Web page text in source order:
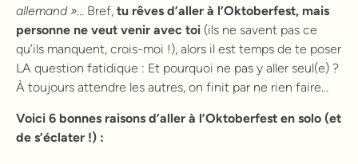
allemand »… Bref, tu rêves d’aller à l’Oktoberfest, mais
personne ne veut venir avec toi (ils ne savent pas ce
qu’ils manquent, crois-moi !), alors il est temps de te poser
LA question fatidique : Et pourquoi ne pas y aller seul(e) ?
À toujours attendre les autres, on finit par ne rien faire…
Voici 6 bonnes raisons d’aller à l’Oktoberfest en solo (et
de s’éclater !) :